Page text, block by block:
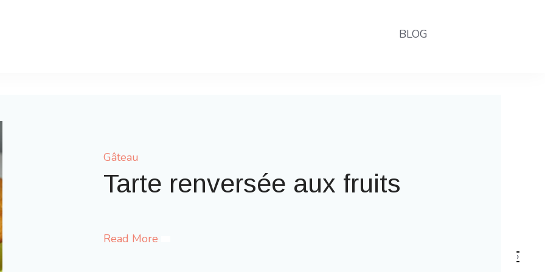
BLOG
Gâteau
Gaufres comme à la fête foraine
Read More
›